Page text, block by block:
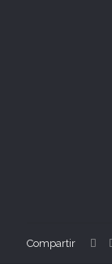
Compartir